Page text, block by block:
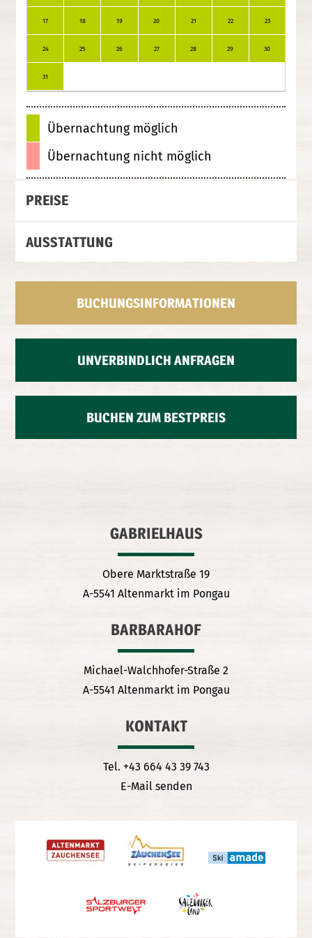
17 18 19 20 21 22 23
24 25 26 27 28 29 30
31
Übernachtung möglich
Übernachtung nicht möglich
PREISE
AUSSTATTUNG
BUCHUNGSINFORMATIONEN
UNVERBINDLICH ANFRAGEN
BUCHEN ZUM BESTPREIS
GABRIELHAUS
Obere Marktstraße 19
A-5541 Altenmarkt im Pongau
BARBARAHOF
Michael-Walchhofer-Straße 2
A-5541 Altenmarkt im Pongau
KONTAKT
Tel. +43 664 43 39 743
E-Mail senden